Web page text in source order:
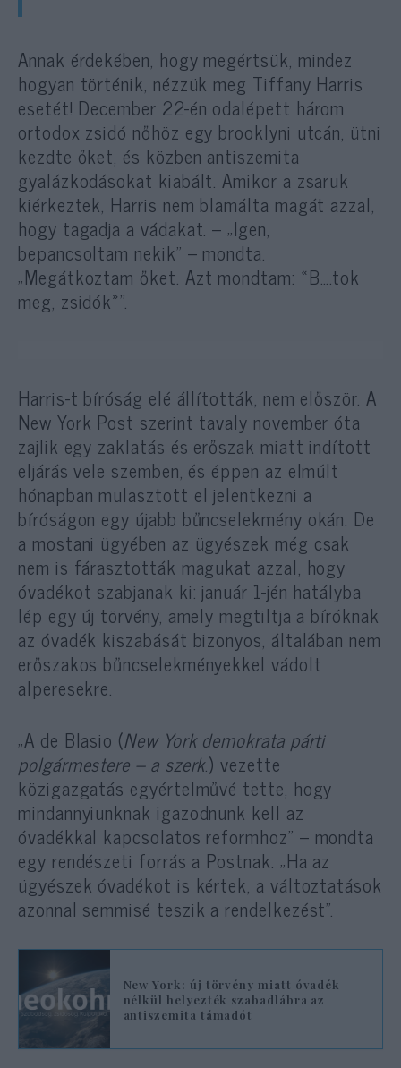
Annak érdekében, hogy megértsük, mindez
hogyan történik, nézzük meg Tiffany Harris
esetét! December 22-én odalépett három
ortodox zsidó nőhöz egy brooklyni utcán, ütni
kezdte őket, és közben antiszemita
gyalázkodásokat kiabált. Amikor a zsaruk
kiérkeztek, Harris nem blamálta magát azzal,
hogy tagadja a vádakat. – „Igen,
bepancsoltam nekik” – mondta.
„Megátkoztam őket. Azt mondtam: «B….tok
meg, zsidók»”.
Harris-t bíróság elé állították, nem először. A
New York Post szerint tavaly november óta
zajlik egy zaklatás és erőszak miatt indított
eljárás vele szemben, és éppen az elmúlt
hónapban mulasztott el jelentkezni a
bíróságon egy újabb bűncselekmény okán. De
a mostani ügyében az ügyészek még csak
nem is fárasztották magukat azzal, hogy
óvadékot szabjanak ki: január 1-jén hatályba
lép egy új törvény, amely megtiltja a bíróknak
az óvadék kiszabását bizonyos, általában nem
erőszakos bűncselekményekkel vádolt
alperesekre.
„A de Blasio (New York demokrata párti
polgármestere – a szerk.) vezette
közigazgatás egyértelművé tette, hogy
mindannyiunknak igazodnunk kell az
óvadékkal kapcsolatos reformhoz” – mondta
egy rendészeti forrás a Postnak. „Ha az
ügyészek óvadékot is kértek, a változtatások
azonnal semmisé teszik a rendelkezést”.
New York: új törvény miatt óvadék
nélkül helyezték szabadlábra az
antiszemita támadót